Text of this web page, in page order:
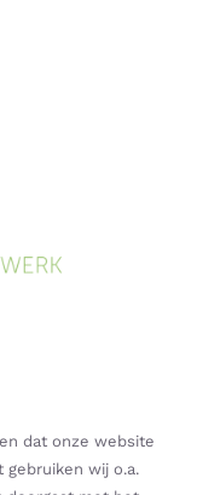
dat onze website
gebruiken wij o.a.